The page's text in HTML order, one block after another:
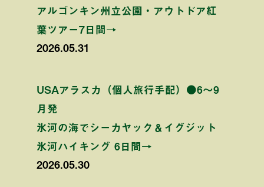
アルゴンキン州立公園・アウトドア紅
葉ツアー7日間→
2026.05.31
USAアラスカ（個人旅行手配）●6〜9
月発
氷河の海でシーカヤック＆イグジット
氷河ハイキング 6日間→
2026.05.30